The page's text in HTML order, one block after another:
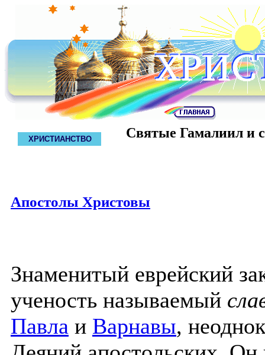
ХРИСТИАНСТВО Святые Гамалиил и
Апостолы Христовы
Знаменитый еврейский
ученость называемый
Павла и Варнавы,